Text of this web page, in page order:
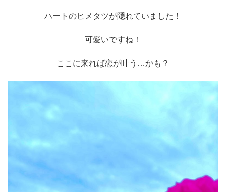
ハートのヒメタツが隠れていました！
可愛いですね！
ここに来れば恋が叶う…かも？